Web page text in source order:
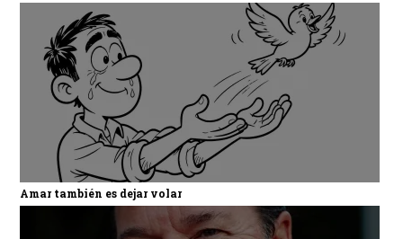
Amar también es dejar volar